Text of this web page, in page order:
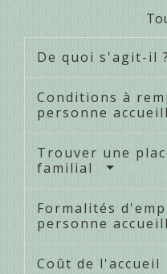
De quoi s'agit-il ?
Conditions à
personne
Trouver une
familial
Formalités
personne
Coût de l'accueil